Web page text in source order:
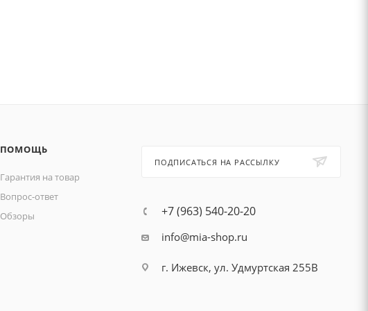
ПОМОЩЬ
Гарантия на товар
Вопрос-ответ
Обзоры
ПОДПИСАТЬСЯ НА РАССЫЛКУ
+7 (963) 540-20-20
info@mia-shop.ru
г. Ижевск, ул. Удмуртская 255В